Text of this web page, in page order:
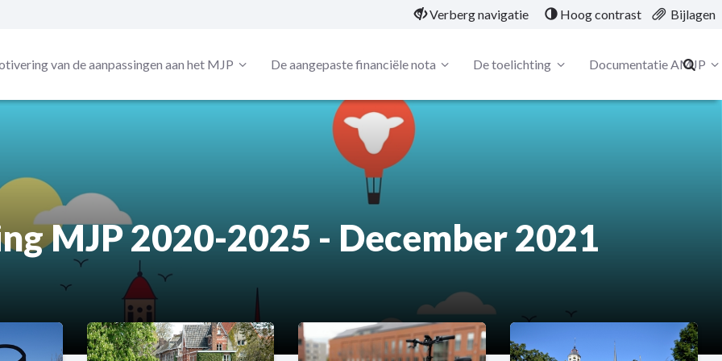
Verberg navigatie Hoog contrast Bijlagen
van de aanpassingen aan het MJP De aangepaste financiële nota De toelichting Documentatie AMJP
MJP 2020-2025 - December 2021